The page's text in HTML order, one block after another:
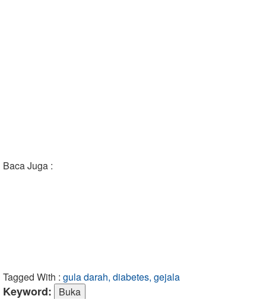
Baca Juga :
Tagged With : gula darah, diabetes, gejala
Keyword: